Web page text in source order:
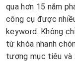
qua hơn 15 năm
công cụ được
keyword. Không
từ khóa nhanh
tượng mục tiêu và